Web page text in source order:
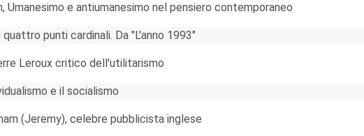
Umanesimo e antiumanesimo nel pensiero contemporaneo
punti cardinali. Da "L'anno 1993"
Leroux critico dell'utilitarismo
e il socialismo
(Jeremy), celebre pubblicista inglese